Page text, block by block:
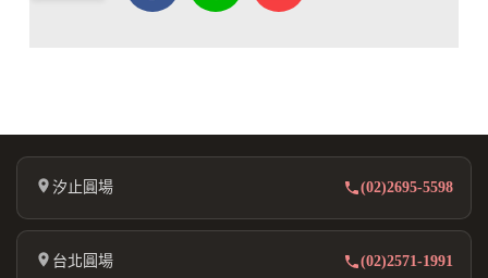
汐止圓場 (02)2695-5598
台北圓場 (02)2571-1991